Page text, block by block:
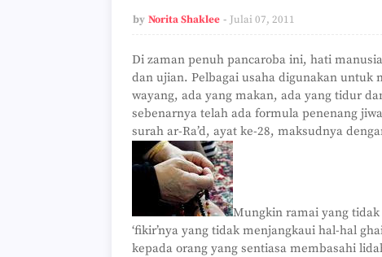
by Norita Shaklee Julai 07, 2011
Di zaman penuh pancaroba ini, hati
dan ujian. Pelbagai usaha digunakan untuk
wayang, ada yang makan, ada yang tidur
sebenarnya telah ada formula penenang
surah ar-Ra’d, ayat ke-28, maksudnya
Mungkin ramai yang
‘fikir’nya yang tidak menjangkaui hal-hal
kepada orang yang sentiasa membasahi